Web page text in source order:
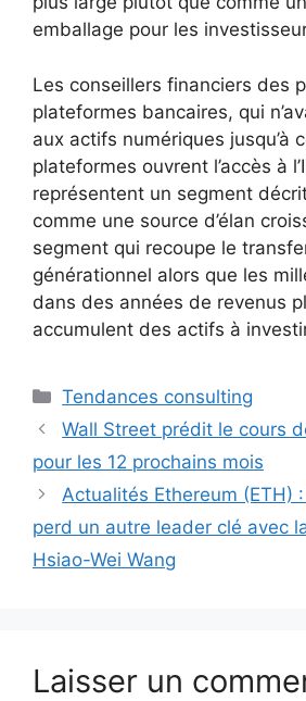
emballage pour les
Les conseillers financiers des
plateformes bancaires, qui
aux actifs numériques jusqu’à
plateformes ouvrent l’accès à
représentent un segment
comme une source d’élan
segment qui recoupe le
générationnel alors que les
dans des années de revenus
accumulent des actifs à
Catégories
Tendances consulting
Wall Street prédit le cours
pour les 12 prochains mois
Actualités Ethereum (ETH)
perd un autre leader clé avec
Hsiao-Wei Wang
Laisser un